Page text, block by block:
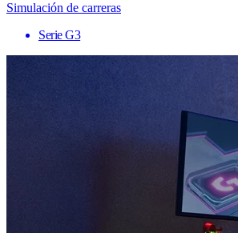
Simulación de carreras
Serie G3